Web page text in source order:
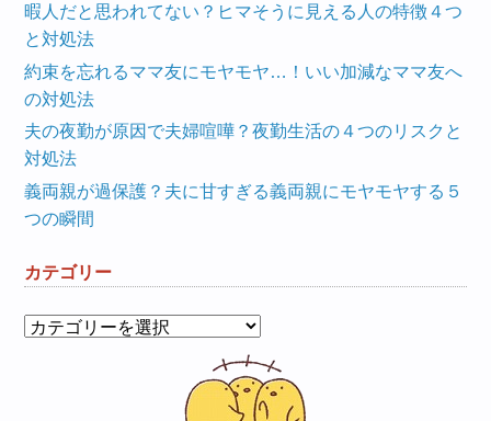
暇人だと思われてない？ヒマそうに見える人の特徴４つ
と対処法
約束を忘れるママ友にモヤモヤ…！いい加減なママ友へ
の対処法
夫の夜勤が原因で夫婦喧嘩？夜勤生活の４つのリスクと
対処法
義両親が過保護？夫に甘すぎる義両親にモヤモヤする５
つの瞬間
カテゴリー
カ